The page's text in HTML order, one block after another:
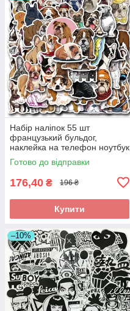
Набір наліпок 55 шт
французький бульдог,
наклейка на телефон ноутбук
гаджети
Готово до відправки
176,40 ₴ 196 ₴
Купити
–10%